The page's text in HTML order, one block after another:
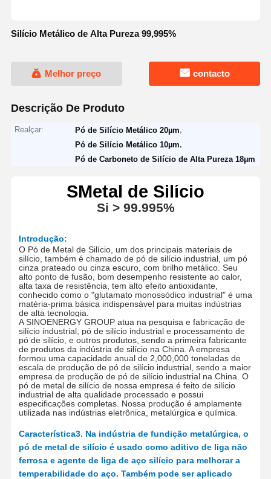
Silício Metálico de Alta Pureza 99,995%
Melhor preço contacto
Descrição De Produto
Realçar: Pó de Silício Metálico 20µm
Pó de Silício Metálico 10µm
Pó de Carboneto de Silício de Alta Pureza 18µm
SMetal de Silício
Si > 99.995%
Introdução:
O Pó de Metal de Silício, um dos principais materiais de
silício, também é chamado de pó de silício industrial, um pó
cinza prateado ou cinza escuro, com brilho metálico. Seu
alto ponto de fusão, bom desempenho resistente ao calor,
alta taxa de resistência, tem alto efeito antioxidante,
conhecido como o "glutamato monossódico industrial" é uma
matéria-prima básica indispensável para muitas indústrias
de alta tecnologia
A SINOENERGY GROUP atua na pesquisa e fabricação de
silício industrial, pó de silício industrial e processamento de
pó de silício, e outros produtos, sendo a primeira fabricante
de produtos da indústria de silício na China. A empresa
formou uma capacidade anual de 2 ,000, 000 toneladas de
escala de produção de pó de silício industrial, sendo a maior
empresa de produção de pó de silício industrial na China. O
pó de metal de silício de nossa empresa é feito de silício
industrial de alta qualidade processado e possui
especificações completas. Nossa produção é amplamente
utilizada nas indústrias eletrônica, metalúrgica e química.
Característica3. Na indústria de fundição metalúrgica, o
pó de metal de silício é usado como aditivo de liga não
ferrosa e agente de liga de aço silício para melhorar a
temperabilidade do aço. Também pode ser aplicado